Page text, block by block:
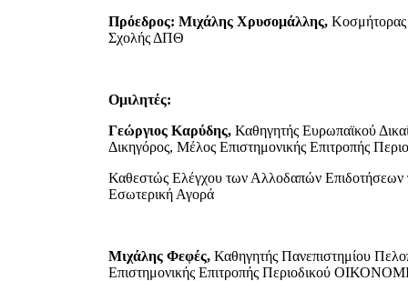
Πρόεδρος: Μιχάλης Χρυσομάλλης, Κοσμήτορας
Σχολής ΔΠΘ
Ομιλητές:
Γεώργιος Καρύδης, Καθηγητής Ευρωπαϊκού
Δικηγόρος, Μέλος Επιστημονικής Επιτροπής
Καθεστώς Ελέγχου των Αλλοδαπών Επιδοτήσεων
Εσωτερική Αγορά
Μιχάλης Φεφές, Καθηγητής Πανεπιστημίου
Επιστημονικής Επιτροπής Περιοδικού